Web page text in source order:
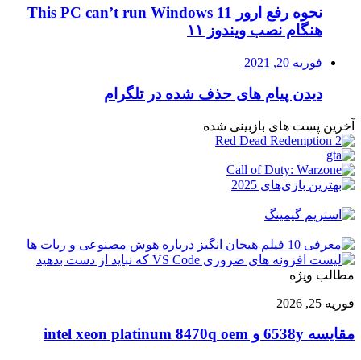
نحوه رفع ارور This PC can’t run Windows 11
هنگام نصب ویندوز ۱۱
فوریه 20, 2021
دیدن پیام های حذف شده در تلگرام
آخرین پست های بازبینی شده
مطالب ویژه
مقایسه
و
فوریه 25, 2026
مقایسه 6538y و intel xeon platinum 8470q oem